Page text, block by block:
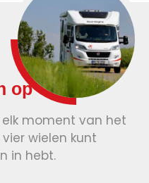
op
moment van het
wielen kunt
in hebt.